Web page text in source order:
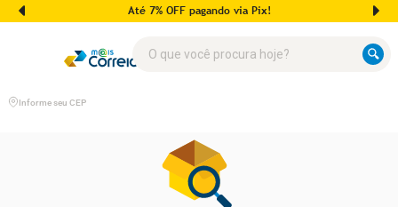
Até 7% OFF pagando via Pix!
Informe seu CEP